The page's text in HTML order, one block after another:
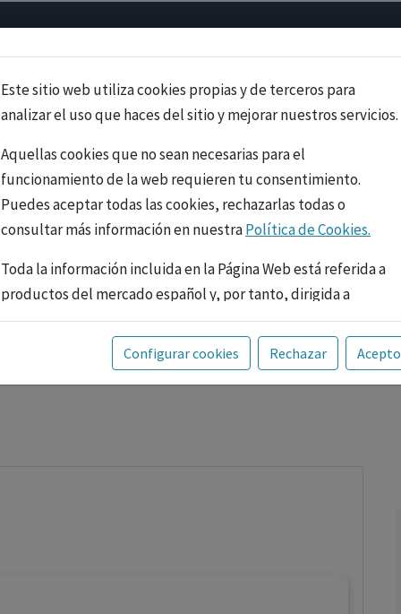
Este sitio web utiliza cookies propias y de terceros para
analizar el uso que haces del sitio y mejorar nuestros servicios.
Aquellas cookies que no sean necesarias para el
funcionamiento de la web requieren tu consentimiento.
Puedes aceptar todas las cookies, rechazarlas todas o
consultar más información en nuestraPolítica de Cookies.
Toda la información incluida en la Página Web está referida a
productos del mercado español y, por tanto, dirigida a
profesionales sanitarios legalmente facultados para
prescribir o dispensar medicamentos con ejercicio
profesional. La información técnica de los fármacos se facilita
Configurar cookies Rechazar Acepto